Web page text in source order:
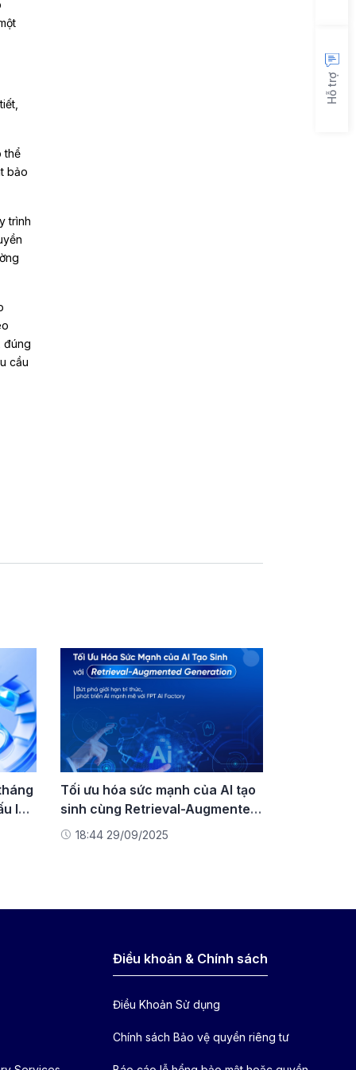
thể
bảo
trình
đúng
cầu
lên
Tối ưu hóa sức mạnh của AI tạo
sinh cùng Retrieval-Augmented
Generation (RAG)
18:44 29/09/2025
Điều khoản & Chính sách
Điều Khoản Sử dụng
Chính sách Bảo vệ quyền riêng tư
Hỗ trợ